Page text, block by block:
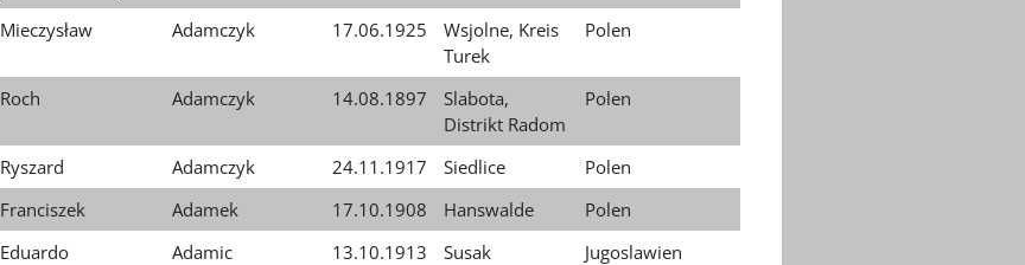
Mieczysław
Adamczyk 17.06.1925
Wsjolne, Kreis
Turek
Polen
Roch Adamczyk 14.08.1897
Slabota,
Distrikt Radom
Polen
Ryszard Adamczyk 24.11.1917 Siedlice
Polen
Franciszek
Adamek 17.10.1908 Hanswalde
Polen
Eduardo
Adamic 13.10.1913 Susak
Jugoslawien